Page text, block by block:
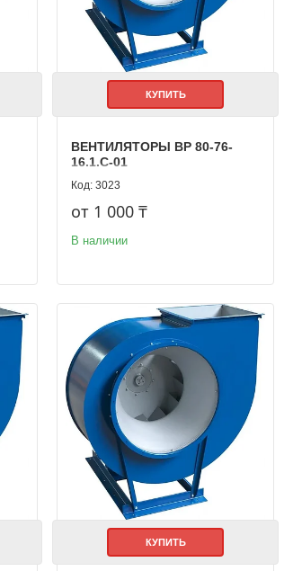
КУПИТЬ
ВЕНТИЛЯТОРЫ ВР 80-76-
16.1.С-01
3023
от 1 000 ₸
В наличии
КУПИТЬ